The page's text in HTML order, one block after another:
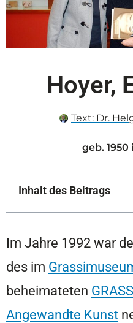
Hoyer,
Text: Dr.
geb.
Inhalt des Beitrags
Im Jahre 1992 war
des im
beheimateten
Angewandte Kunst